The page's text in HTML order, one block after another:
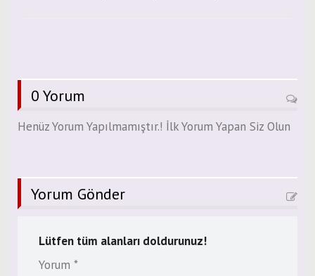
0 Yorum
Henüz Yorum Yapılmamıştır.! İlk Yorum Yapan Siz Olun
Yorum Gönder
Lütfen tüm alanları doldurunuz!
Yorum *